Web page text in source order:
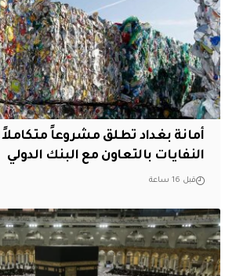
أمانة بغداد تطلق مشروعاً متكاملاً
النفايات بالتعاون مع البنك الدولي
قبل 16 ساعة